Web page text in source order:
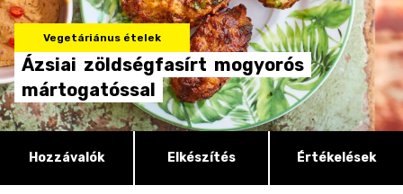
Vegetáriánus ételek
Ázsiai zöldségfasírt mogyorós
mártogatóssal
Hozzávalók Elkészítés Értékelések